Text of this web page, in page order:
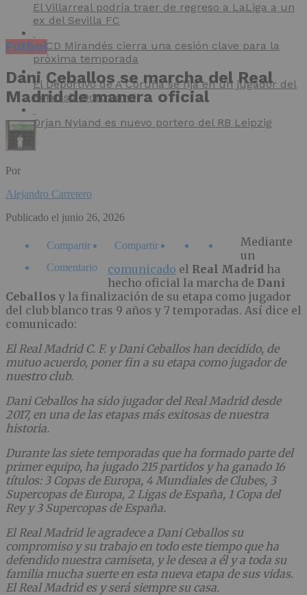
El Villarreal podría traer de regreso a LaLiga a un
ex del Sevilla FC
El CD Mirandés cierra una cesión clave para la
próxima temporada
El Deportivo de A Coruña se fija en un jugador del
Borussia Dortmund
Orjan Nyland es nuevo portero del RB Leipzig
Fútbol
Dani Ceballos se marcha del Real
Madrid de manera oficial
Por
Alejandro Carretero
Publicado el junio 26, 2026
Compartir
Compartir
Comentario
Mediante
un
comunicado el Real Madrid ha
hecho oficial la marcha de Dani
Ceballos y la finalización de su etapa como jugador
del club blanco tras 9 años y 7 temporadas. Así dice el
comunicado:
El Real Madrid C. F. y Dani Ceballos han decidido, de
mutuo acuerdo, poner fin a su etapa como jugador de
nuestro club.
Dani Ceballos ha sido jugador del Real Madrid desde
2017, en una de las etapas más exitosas de nuestra
historia.
Durante las siete temporadas que ha formado parte del
primer equipo, ha jugado 215 partidos y ha ganado 16
títulos: 3 Copas de Europa, 4 Mundiales de Clubes, 3
Supercopas de Europa, 2 Ligas de España, 1 Copa del
Rey y 3 Supercopas de España.
El Real Madrid le agradece a Dani Ceballos su
compromiso y su trabajo en todo este tiempo que ha
defendido nuestra camiseta, y le desea a él y a toda su
familia mucha suerte en esta nueva etapa de sus vidas.
El Real Madrid es y será siempre su casa.